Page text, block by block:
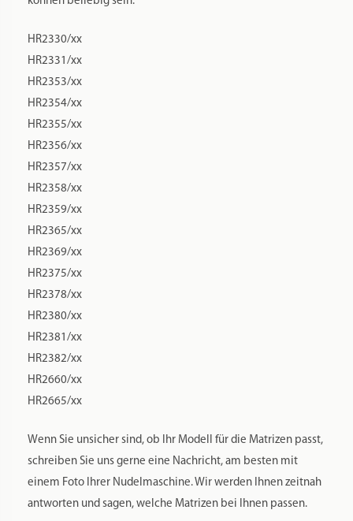
HR2330/xx
HR2331/xx
HR2353/xx
HR2354/xx
HR2355/xx
HR2356/xx
HR2357/xx
HR2358/xx
HR2359/xx
HR2365/xx
HR2369/xx
HR2375/xx
HR2378/xx
HR2380/xx
HR2381/xx
HR2382/xx
HR2660/xx
HR2665/xx
Wenn Sie unsicher sind, ob Ihr Modell für die Matrizen passt,
schreiben Sie uns gerne eine Nachricht, am besten mit
einem Foto Ihrer Nudelmaschine. Wir werden Ihnen zeitnah
antworten und sagen, welche Matrizen bei Ihnen passen.